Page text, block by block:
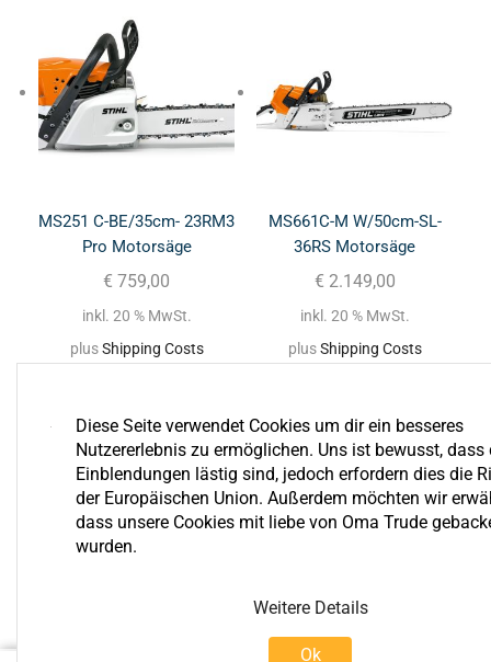
MS251 C-BE/35cm- 23RM3
Pro Motorsäge
€ 759,00
inkl. 20 % MwSt.
plusShipping Costs
MS661C-M W/50cm-SL-
36RS Motorsäge
€ 2.149,00
inkl. 20 % MwSt.
plusShipping Costs
Diese Seite verwendet Cookies um dir ein besseres
Nutzererlebnis zu ermöglichen. Uns ist bewusst, dass
Einblendungen lästig sind, jedoch erfordern dies die
der Europäischen Union. Außerdem möchten wir
dass unsere Cookies mit liebe von Oma Trude
wurden.
Weitere Details
Ok